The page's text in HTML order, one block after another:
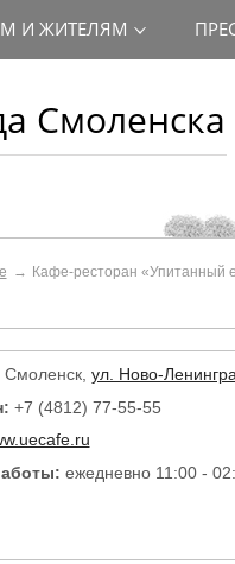
Смоленска
И ЖИТЕЛЯМ
Кафе-ресторан «Упитанный
Смоленск, ул. Ново-
+7 (4812) 77-55-55
ежедневно 11:00 -